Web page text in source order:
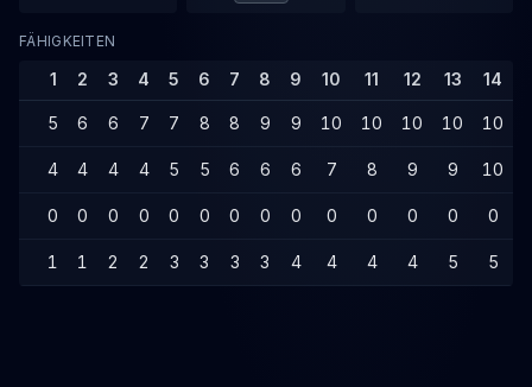
FÄHIGKEITEN
1 2 3 4 5 6 7 8 9 10 11 12 13 14
5 6 6 7 7 8 8 9 9 10 10 10 10 10
4 4 4 4 5 5 6 6 6 7 8 9 9 10
0 0 0 0 0 0 0 0 0 0 0 0 0 0
1 1 2 2 3 3 3 3 4 4 4 4 5 5